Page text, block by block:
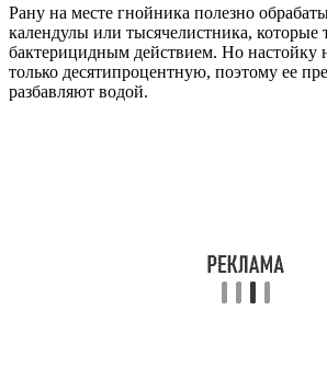
Рану на месте гнойника полезно
календулы или тысячелистника, которые
бактерицидным действием. Но настойку
только десятипроцентную, поэтому ее
разбавляют водой.